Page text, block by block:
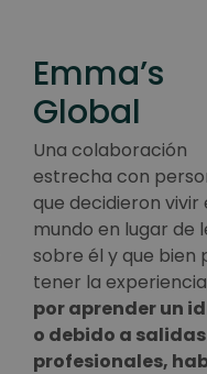
Emma’s
Global
Una colaboración
estrecha con
que decidieron vivir
mundo en lugar de
sobre él y que bien
tener la
por aprender un
o debido a salidas
profesionales,